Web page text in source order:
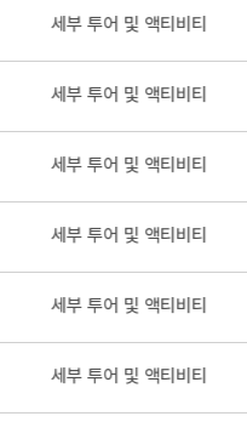
세부 투어 및 액티비티
세부 투어 및 액티비티
세부 투어 및 액티비티
세부 투어 및 액티비티
세부 투어 및 액티비티
세부 투어 및 액티비티